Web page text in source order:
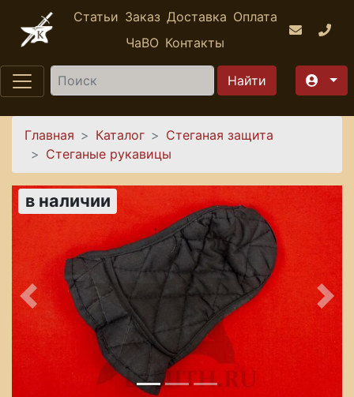
Перейти к основному содержанию
Статьи Заказ Доставка Оплата
ЧаВО Контакты
Найти
Вы здесь
Главная Каталог
Стеганая защита
Стеганые рукавицы
в наличии
Предыдущее